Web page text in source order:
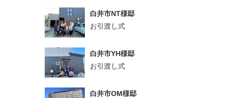
白井市NT様邸
お引渡し式
白井市YH様邸
お引渡し式
白井市OM様邸